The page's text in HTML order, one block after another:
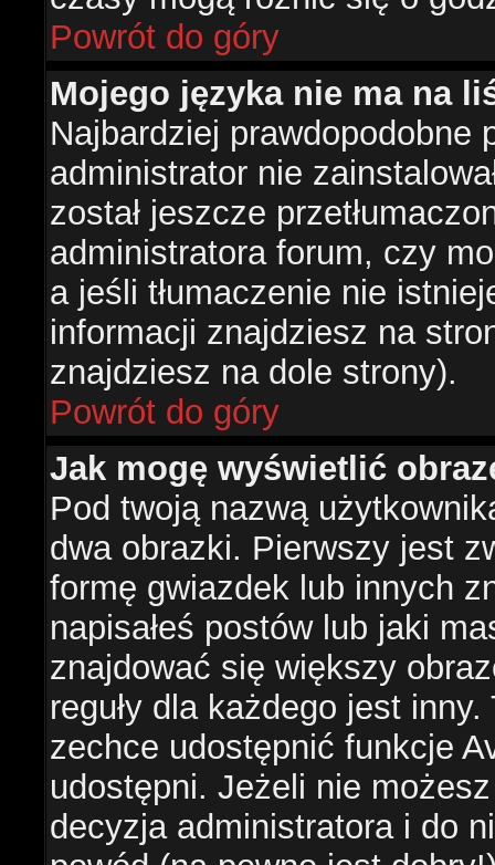
Powrót do góry
Mojego języka nie ma na
Najbardziej prawdopodobne
administrator nie
został jeszcze
administratora forum, czy
a jeśli tłumaczenie nie
informacji znajdziesz na
znajdziesz na dole strony).
Powrót do góry
Jak mogę wyświetlić
Pod twoją nazwą
dwa obrazki. Pierwszy jest
formę gwiazdek lub innych
napisałeś postów lub jaki
znajdować się większy
reguły dla każdego jest
zechce udostępnić funkcje
udostępni. Jeżeli nie
decyzja administratora i do